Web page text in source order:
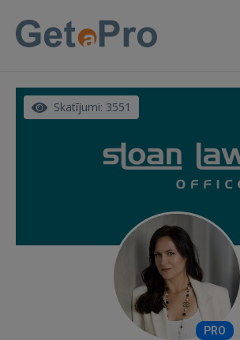
Skatījumi: 3551
PRO